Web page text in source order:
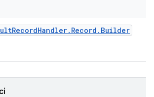
RecordHandler. Record . Builder